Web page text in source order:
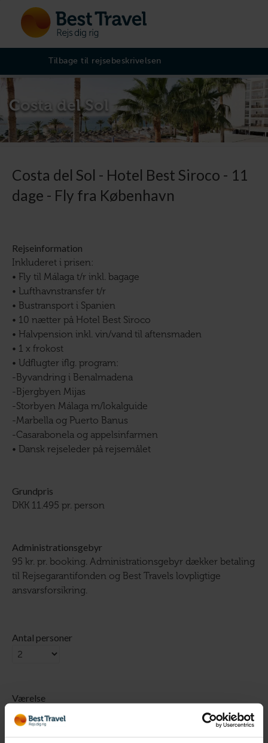
Tilbage til rejsebeskrivelsen
Costa del Sol
Costa del Sol - Hotel Best Siroco - 11
dage - Fly fra København
Rejseinformation
Inkluderet i prisen:
• Fly til Málaga t/r inkl. bagage
• Lufthavnstransfer t/r
• Bustransport i Spanien
• 10 nætter på Hotel Best Siroco
• Halvpension inkl. vin/vand til aftensmaden
• 1 x frokost
• Udflugter iflg. program:
-Byvandring i Benalmadena
-Bjergbyen Mijas
-Storbyen Málaga m/lokalguide
-Marbella og Puerto Banus
-Casarabonela og appelsinfarmen
• Dansk rejseleder på rejsemålet
Grundpris
DKK 11.495 pr. person
Administrationsgebyr
95 kr. pr. booking. Administrationsgebyr dækker betaling
til Rejsegarantifonden og Best Travels lovpligtige
ansvarsforsikring.
Antal personer
Værelse